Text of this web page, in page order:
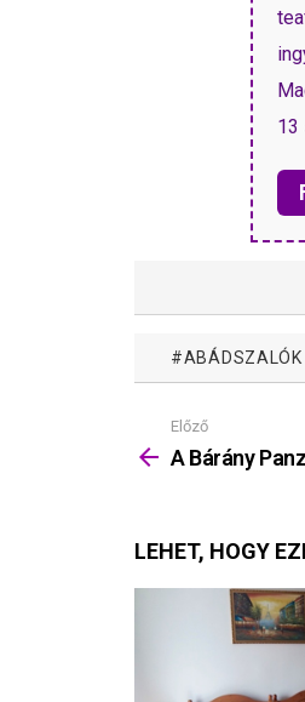
13
ABÁDSZALÓK
Mutass
többet
Előző
A Bárány
LEHET, HOGY